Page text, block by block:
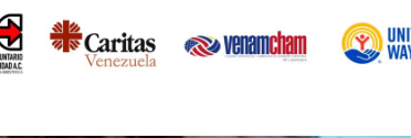
eficiente y enfocada en innovación”,
a continuar participando en futuros
del mercado local.